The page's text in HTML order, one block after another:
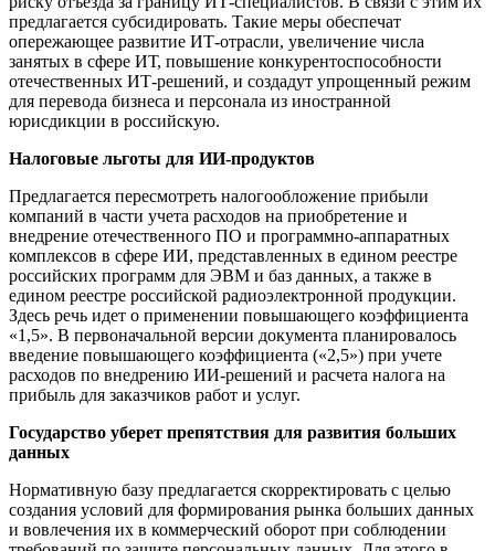
предлагается субсидировать. Такие меры обеспечат
опережающее развитие ИТ-отрасли, увеличение числа
занятых в сфере ИТ, повышение конкурентоспособности
отечественных ИТ-решений, и создадут упрощенный режим
для перевода бизнеса и персонала из иностранной
юрисдикции в российскую.
Налоговые льготы для ИИ-продуктов
Предлагается пересмотреть налогообложение прибыли
компаний в части учета расходов на приобретение и
внедрение отечественного ПО и программно-аппаратных
комплексов в сфере ИИ, представленных в едином реестре
российских программ для ЭВМ и баз данных, а также в
едином реестре российской радиоэлектронной продукции.
Здесь речь идет о применении повышающего коэффициента
«1,5». В первоначальной версии документа планировалось
введение повышающего коэффициента («2,5») при учете
расходов по внедрению ИИ-решений и расчета налога на
прибыль для заказчиков работ и услуг.
Государство уберет препятствия для развития больших
данных
Нормативную базу предлагается скорректировать с целью
создания условий для формирования рынка больших данных
и вовлечения их в коммерческий оборот при соблюдении